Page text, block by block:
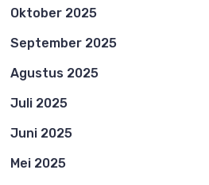
Oktober 2025
September 2025
Agustus 2025
Juli 2025
Juni 2025
Mei 2025